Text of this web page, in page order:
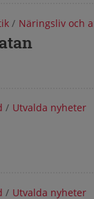
/ Näringsliv och
/ Utvalda nyheter
/ Utvalda nyheter